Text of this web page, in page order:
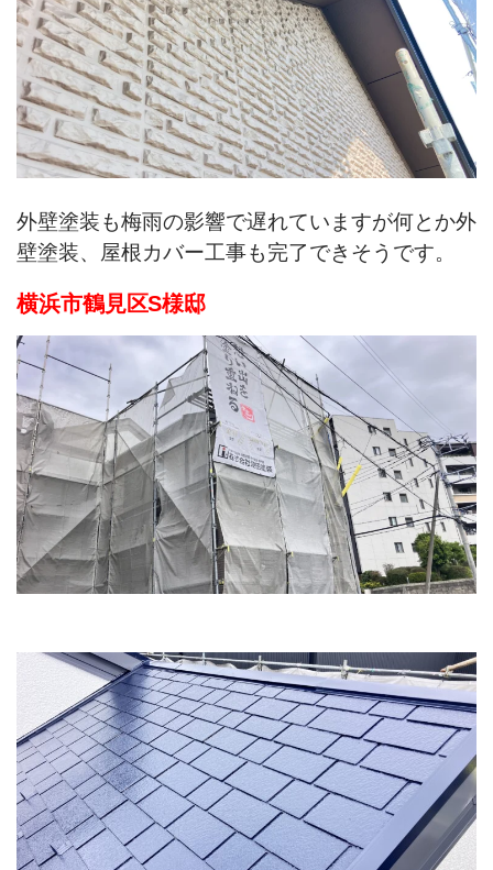
外壁塗装も梅雨の影響で遅れていますが何とか外
壁塗装、屋根カバー工事も完了できそうです。
横浜市鶴見区S様邸